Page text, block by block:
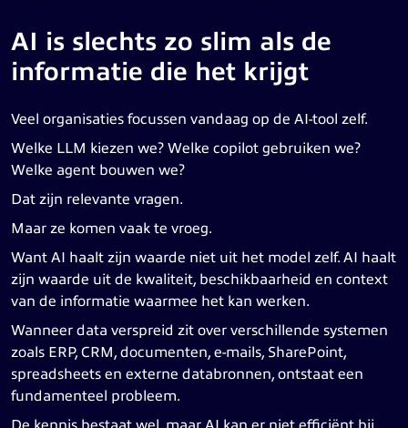
AI is slechts zo slim als de
informatie die het krijgt
Veel organisaties focussen vandaag op de AI-tool zelf.
Welke LLM kiezen we? Welke copilot gebruiken we?
Welke agent bouwen we?
Dat zijn relevante vragen.
Maar ze komen vaak te vroeg.
Want AI haalt zijn waarde niet uit het model zelf. AI haalt
zijn waarde uit de kwaliteit, beschikbaarheid en context
van de informatie waarmee het kan werken.
Wanneer data verspreid zit over verschillende systemen
zoals ERP, CRM, documenten, e-mails, SharePoint,
spreadsheets en externe databronnen, ontstaat een
fundamenteel probleem.